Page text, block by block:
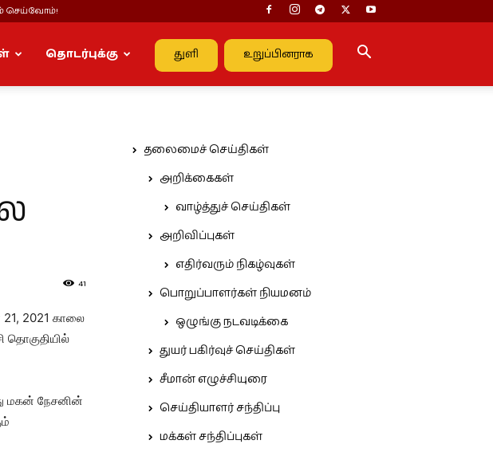
செய்வோம்!
துளி உறுப்பினராக
தொடர்புக்கு
41
2021 காலை
தொகுதியில்
மகன் நேசனின்
தலைமைச் செய்திகள்
அறிக்கைகள்
வாழ்த்துச் செய்திகள்
அறிவிப்புகள்
எதிர்வரும் நிகழ்வுகள்
பொறுப்பாளர்கள் நியமனம்
ஒழுங்கு நடவடிக்கை
துயர் பகிர்வுச் செய்திகள்
சீமான் எழுச்சியுரை
செய்தியாளர் சந்திப்பு
மக்கள் சந்திப்புகள்